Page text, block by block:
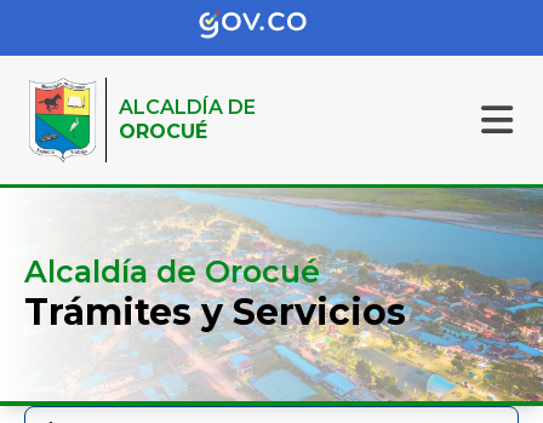
ALCALDÍA DE
OROCUÉ
Alcaldía de Orocué
Trámites y Servicios